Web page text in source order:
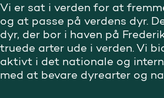
Vi er sat i verden for at
og at passe på verdens dyr.
dyr, der bor i haven på
truede arter ude i verden. Vi
aktivt i det nationale og
med at bevare dyrearter og